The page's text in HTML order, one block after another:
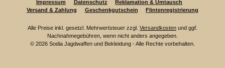
Impressum
Datenschutz
Reklamation & Umtausch
Versand & Zahlung
Geschenkgutschein Flintenregistrierung
Alle Preise inkl. gesetzl. Mehrwertsteuer zzgl. Versandkosten und ggf.
Nachnahmegebühren, wenn nicht anders angegeben.
© 2026 Sodia Jagdwaffen und Bekleidung - Alle Rechte vorbehalten.